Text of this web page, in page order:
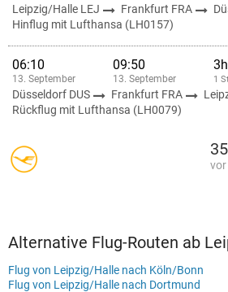
Leipzig/Halle LEJ Frankfurt FRA
Hinflug mit Lufthansa (LH0157)
06:10
13. September
09:50
13. September 1
Düsseldorf DUS Frankfurt FRA
Rückflug mit Lufthansa (LH0079)
vor
Alternative Flug-Routen ab
Flug von Leipzig/Halle nach Köln/Bonn
Flug von Leipzig/Halle nach Dortmund